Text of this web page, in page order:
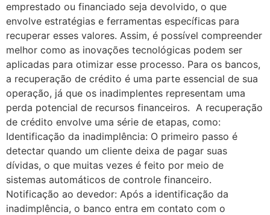
emprestado ou financiado seja devolvido, o que
envolve estratégias e ferramentas específicas para
recuperar esses valores. Assim, é possível compreender
melhor como as inovações tecnológicas podem ser
aplicadas para otimizar esse processo. Para os bancos,
a recuperação de crédito é uma parte essencial de sua
operação, já que os inadimplentes representam uma
perda potencial de recursos financeiros. A recuperação
de crédito envolve uma série de etapas, como:
Identificação da inadimplência: O primeiro passo é
detectar quando um cliente deixa de pagar suas
dívidas, o que muitas vezes é feito por meio de
sistemas automáticos de controle financeiro.
Notificação ao devedor: Após a identificação da
inadimplência, o banco entra em contato com o